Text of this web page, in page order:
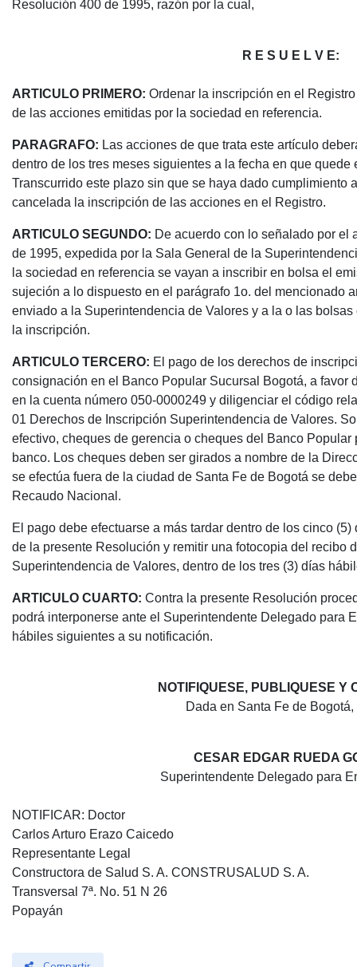
Resolución 400 de 1995, razón por la cual,
R E S U E L V E:
ARTICULO PRIMERO: Ordenar la inscripción en el
de las acciones emitidas por la sociedad en referencia.
PARAGRAFO: Las acciones de que trata este artículo
dentro de los tres meses siguientes a la fecha en que
Transcurrido este plazo sin que se haya dado cumplimiento
cancelada la inscripción de las acciones en el Registro.
ARTICULO SEGUNDO: De acuerdo con lo señalado por el
de 1995, expedida por la Sala General de la
la sociedad en referencia se vayan a inscribir en bolsa el
sujeción a lo dispuesto en el parágrafo 1o. del mencionado
enviado a la Superintendencia de Valores y a la o las
la inscripción.
ARTICULO TERCERO: El pago de los derechos de
consignación en el Banco Popular Sucursal Bogotá, a favor
en la cuenta número 050-0000249 y diligenciar el código
01 Derechos de Inscripción Superintendencia de Valores.
efectivo, cheques de gerencia o cheques del Banco
banco. Los cheques deben ser girados a nombre de la
se efectúa fuera de la ciudad de Santa Fe de Bogotá se
Recaudo Nacional.
El pago debe efectuarse a más tardar dentro de los cinco
de la presente Resolución y remitir una fotocopia del recibo
Superintendencia de Valores, dentro de los tres (3) días
ARTICULO CUARTO: Contra la presente Resolución
podrá interponerse ante el Superintendente Delegado para
hábiles siguientes a su notificación.
NOTIFIQUESE, PUBLIQUESE Y
Dada en Santa Fe de Bogotá,
CESAR EDGAR RUEDA
Superintendente Delegado para
NOTIFICAR: Doctor
Carlos Arturo Erazo Caicedo
Representante Legal
Constructora de Salud S. A. CONSTRUSALUD S. A.
Transversal 7ª. No. 51 N 26
Popayán